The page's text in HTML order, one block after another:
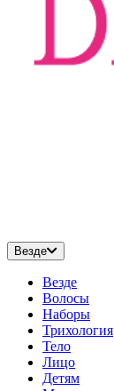
Везде
Везде
Волосы
Наборы
Трихология
Тело
Лицо
Детям